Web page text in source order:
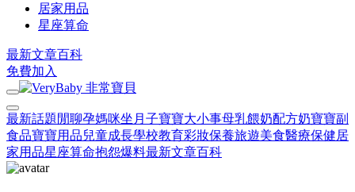
居家用品
星座算命
最新文章百科
免費加入
最新話題 閒聊孕媽咪坐月子寶寶大小事母乳餵奶配方奶寶寶副
食品寶寶用品兒童成長學校教育彩妝保養旅遊美食醫療保健居
家用品星座算命抱怨爆料最新文章百科